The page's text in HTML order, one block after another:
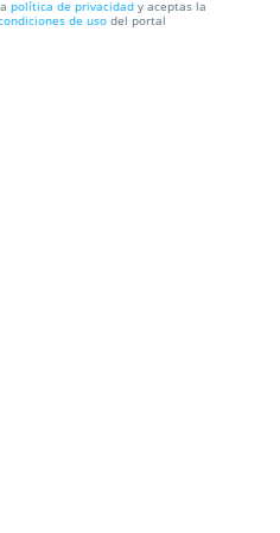
o Máster Doble
política de privacidad y aceptas la
de uso del portal